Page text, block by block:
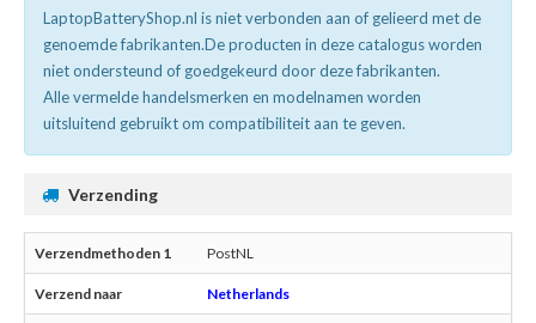
LaptopBatteryShop.nl is niet verbonden aan of gelieerd met de
genoemde fabrikanten.De producten in deze catalogus worden
niet ondersteund of goedgekeurd door deze fabrikanten.
Alle vermelde handelsmerken en modelnamen worden
uitsluitend gebruikt om compatibiliteit aan te geven.
Verzending
PostNL
Netherlands